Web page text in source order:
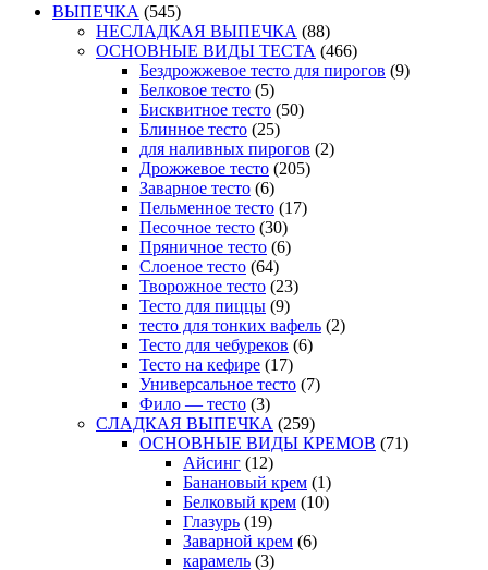
ВЫПЕЧКА (545)
НЕСЛАДКАЯ ВЫПЕЧКА (88)
ОСНОВНЫЕ ВИДЫ ТЕСТА (466)
Бездрожжевое тесто для пирогов (9)
Белковое тесто (5)
Бисквитное тесто (50)
Блинное тесто (25)
для наливных пирогов (2)
Дрожжевое тесто (205)
Заварное тесто (6)
Пельменное тесто (17)
Песочное тесто (30)
Пряничное тесто (6)
Слоеное тесто (64)
Творожное тесто (23)
Тесто для пиццы (9)
тесто для тонких вафель (2)
Тесто для чебуреков (6)
Тесто на кефире (17)
Универсальное тесто (7)
Фило — тесто (3)
СЛАДКАЯ ВЫПЕЧКА (259)
ОСНОВНЫЕ ВИДЫ КРЕМОВ (71)
Айсинг (12)
Банановый крем (1)
Белковый крем (10)
Глазурь (19)
Заварной крем (6)
карамель (3)